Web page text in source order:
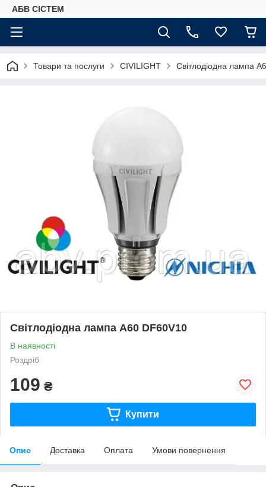
АБВ СІСТЕМ
Товари та послуги CIVILIGHT Світлодіодна лампа
Світлодіодна лампа A60 DF60V10
В наявності
Роздріб
109 ₴
Купити
Опис Доставка Оплата Умови повернення